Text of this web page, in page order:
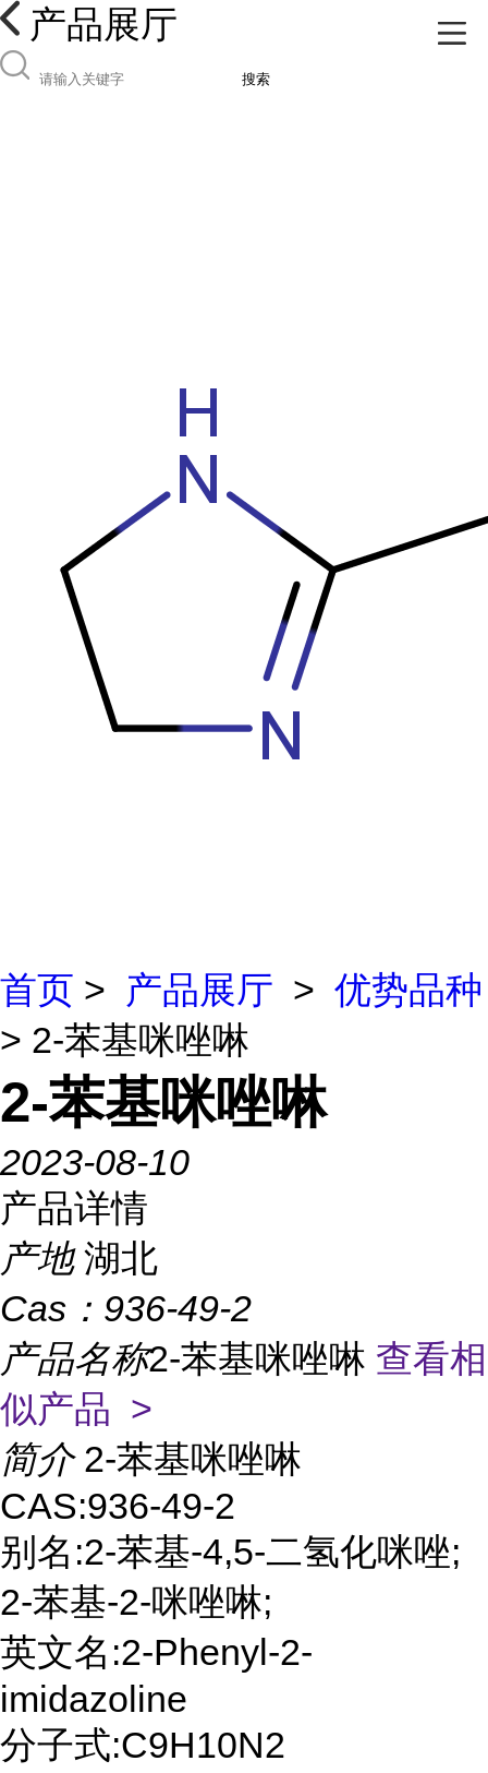
产品展厅
搜索
首页 > 产品展厅 > 优势品种
> 2-苯基咪唑啉
2-苯基咪唑啉
2023-08-10
产品详情
产地 湖北
Cas： 936-49-2
产品名称2-苯基咪唑啉 查看相
似产品 >
简介 2-苯基咪唑啉
CAS:936-49-2
别名:2-苯基-4,5-二氢化咪唑;
2-苯基-2-咪唑啉;
英文名:2-Phenyl-2-
imidazoline
分子式:C9H10N2